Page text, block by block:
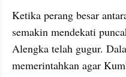
Ketika perang besar
semakin mendekati
Alengka telah gugur.
memerintahkan agar